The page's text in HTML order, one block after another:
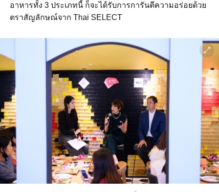
อาหารทั้ง 3 ประเภทนี้ ก็จะได้รับการการันตีความอร่อยด้วย
ตราสัญลักษณ์จาก Thai SELECT